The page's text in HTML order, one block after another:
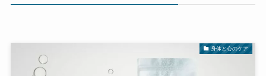
身体と心のケア